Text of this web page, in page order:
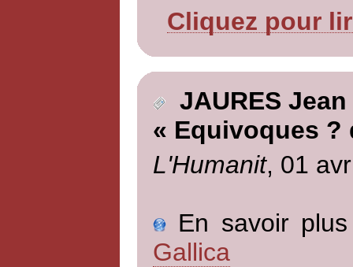
Cliquez pour
JAURES Jean
« Equivoques ?
L'Humanit, 01
En savoir
Gallica